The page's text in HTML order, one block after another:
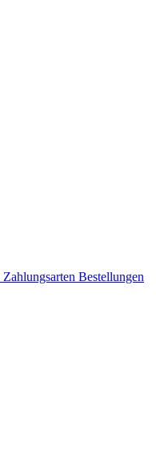
Zahlungsarten Bestellungen